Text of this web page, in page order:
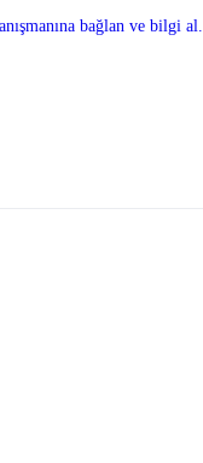
bağlan ve bilgi al.